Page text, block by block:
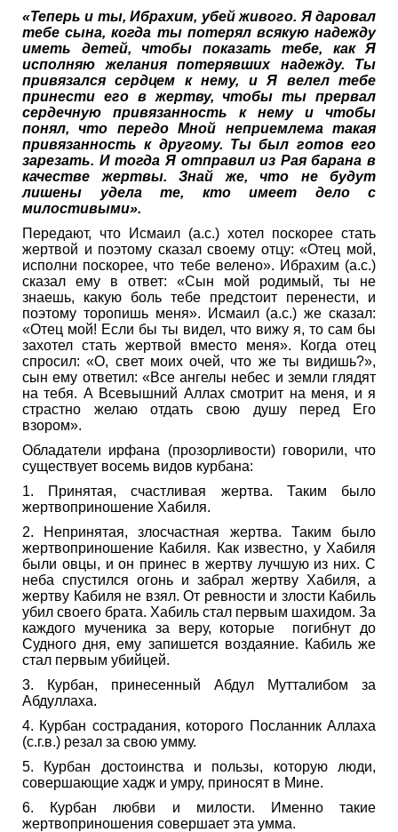
«Теперь и ты, Ибрахим, убей живого. Я даровал
тебе сына, когда ты потерял всякую надежду
иметь детей, чтобы показать тебе, как Я
исполняю желания потерявших надежду. Ты
привязался сердцем к нему, и Я велел тебе
принести его в жертву, чтобы ты прервал
сердечную привязанность к нему и чтобы
понял, что передо Мной неприемлема такая
привязанность к другому. Ты был готов его
зарезать. И тогда Я отправил из Рая барана в
качестве жертвы. Знай же, что не будут
лишены удела те, кто имеет дело с
милостивыми».
Передают, что Исмаил (а.с.) хотел поскорее стать
жертвой и поэтому сказал своему отцу: «Отец мой,
исполни поскорее, что тебе велено». Ибрахим (а.с.)
сказал ему в ответ: «Сын мой родимый, ты не
знаешь, какую боль тебе предстоит перенести, и
поэтому торопишь меня». Исмаил (а.с.) же сказал:
«Отец мой! Если бы ты видел, что вижу я, то сам бы
захотел стать жертвой вместо меня». Когда отец
спросил: «О, свет моих очей, что же ты видишь?»,
сын ему ответил: «Все ангелы небес и земли глядят
на тебя. А Всевышний Аллах смотрит на меня, и я
страстно желаю отдать свою душу перед Его
взором».
Обладатели ирфана (прозорливости) говорили, что
существует восемь видов курбана:
1. Принятая, счастливая жертва. Таким было
жертвоприношение Хабиля.
2. Непринятая, злосчастная жертва. Таким было
жертвоприношение Кабиля. Как известно, у Хабиля
были овцы, и он принес в жертву лучшую из них. С
неба спустился огонь и забрал жертву Хабиля, а
жертву Кабиля не взял. От ревности и злости Кабиль
убил своего брата. Хабиль стал первым шахидом. За
каждого мученика за веру, которые погибнут до
Судного дня, ему запишется воздаяние. Кабиль же
стал первым убийцей.
3. Курбан, принесенный Абдул Мутталибом за
Абдуллаха.
4. Курбан сострадания, которого Посланник Аллаха
(с.г.в.) резал за свою умму.
5. Курбан достоинства и пользы, которую люди,
совершающие хадж и умру, приносят в Мине.
6. Курбан любви и милости. Именно такие
жертвоприношения совершает эта умма.